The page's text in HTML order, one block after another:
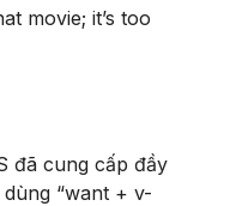
movie; it’s too
đã cung cấp đầy
“want + v-